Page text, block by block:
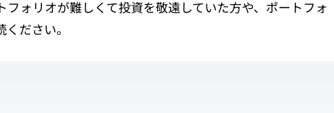
フォリオが難しくて投資を敬遠していた方や、ポートフォ
ださい。